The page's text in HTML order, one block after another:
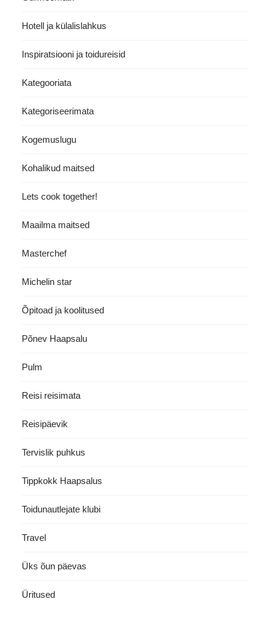
Hotell ja külalislahkus
Inspiratsiooni ja toidureisid
Kategooriata
Kategoriseerimata
Kogemuslugu
Kohalikud maitsed
Lets cook together!
Maailma maitsed
Masterchef
Michelin star
Õpitoad ja koolitused
Põnev Haapsalu
Pulm
Reisi reisimata
Reisipäevik
Tervislik puhkus
Tippkokk Haapsalus
Toidunautlejate klubi
Travel
Üks õun päevas
Üritused